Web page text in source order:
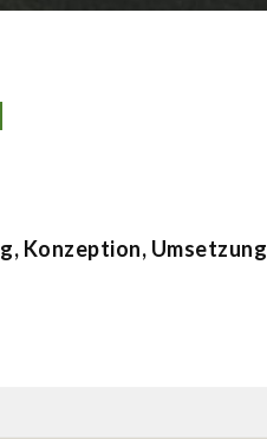
Konzeption, Umsetzung